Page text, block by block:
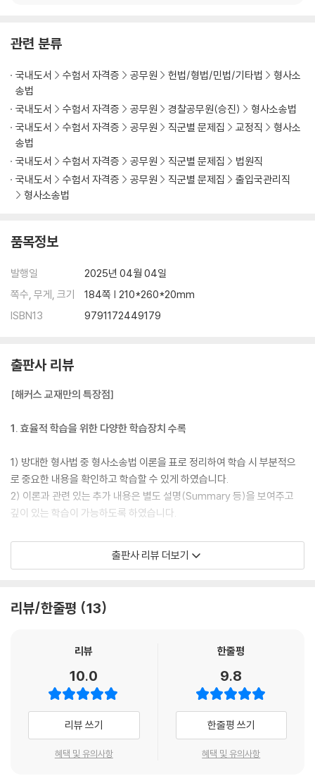
관련 분류
국내도서 수험서 자격증 공무원 헌법/형법/민법/기타법
형사소
송법
국내도서
수험서 자격증 공무원 경찰공무원(승진)
형사소송법
국내도서
수험서 자격증 공무원 직군별 문제집 교정직
형사소
송법
국내도서
수험서 자격증 공무원 직군별 문제집
법원직
국내도서
수험서 자격증 공무원 직군별 문제집
출입국관리직
형사소송법
품목정보
발행일
2025년 04월 04일
쪽수, 무게, 크기
184쪽 | 210*260*20mm
ISBN13
9791172449179
출판사 리뷰
[해커스 교재만의 특장점]
1. 효율적 학습을 위한 다양한 학습장치 수록
1) 방대한 형사법 중 형사소송법 이론을 표로 정리하여 학습 시 부분적으
로 중요한 내용을 확인하고 학습할 수 있게 하였습니다.
2) 이론과 관련 있는 추가 내용은 별도 설명(Summary 등)을 보여주고
깊이 있는 학습이 가능하도록 하였습니다.
2. 최신 출제경향을 반영한 중요 판례 수록
형사소송법상 중요한 판례를 정리하고, 깊이 있게 판례를 학습할 수 있도
최근 개정된 법령을 충실히 반영하여 법조문 이해 및 관련한 문제의 해결
능력을 향상할 수 있도록 하였습니다.
[경찰공무원 시험 합격을 위한 해커스경찰만의 추가 학습 자료 (해커스경
출판사 리뷰 더보기
리뷰/한줄평 13
리뷰
10.0
리뷰 쓰기
혜택 및 유의사항
한줄평
9.8
한줄평 쓰기
혜택 및 유의사항